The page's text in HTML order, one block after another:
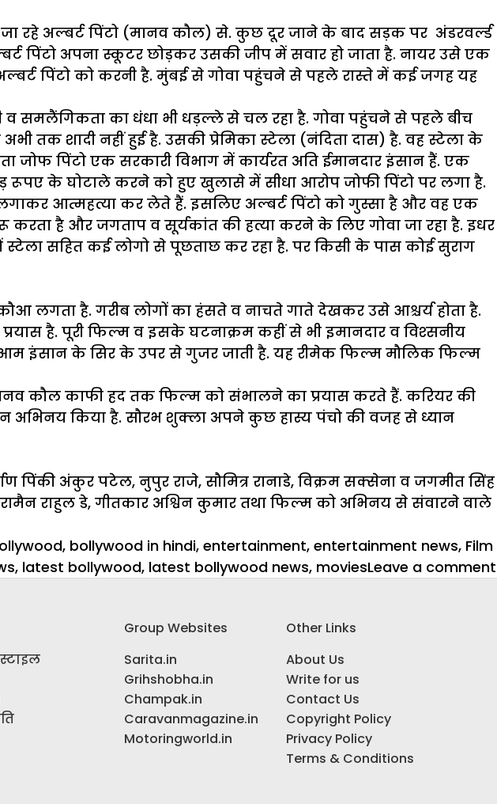
रहे अल्बर्ट पिंटो (मानव कौल) से. कुछ दूर जाने के बाद सड़क पर अंडरवर्ल्ड
पिंटो अपना स्कूटर छोड़कर उसकी जीप में सवार हो जाता है. नायर उसे एक
पिंटो को करनी है. मुंबई से गोवा पहुंचने से पहले रास्ते में कई जगह यह
व समलैंगिकता का धंधा भी धड़ल्ले से चल रहा है. गोवा पहुंचने से पहले बीच
तक शादी नहीं हुई है. उसकी प्रेमिका स्टेला (नंदिता दास) है. वह स्टेला के
जोफ पिंटो एक सरकारी विभाग में कार्यरत अति ईमानदार इंसान हैं. एक
रूपए के घोटाले करने को हुए खुलासे में सीधा आरोप जोफी पिंटो पर लगा है.
लगाकर आत्महत्या कर लेते हैं. इसलिए अल्बर्ट पिंटो को गुस्सा है और वह एक
है और जगताप व सूर्यकांत की हत्या करने के लिए गोवा जा रहा है. इधर
सहित कई लोगो से पूछताछ कर रहा है. पर किसी के पास कोई सुराग
लगता है. गरीब लोगों का हंसते व नाचते गाते देखकर उसे आश्चर्य होता है.
है. पूरी फिल्म व इसके घटनाक्रम कहीं से भी इमानदार व विश्सनीय
इंसान के सिर के उपर से गुजर जाती है. यह रीमेक फिल्म मौलिक फिल्म
कौल काफी हद तक फिल्म को संभालने का प्रयास करते हैं. करियर की
अभिनय किया है. सौरभ शुक्ला अपने कुछ हास्य पंचो की वजह से ध्यान
पिंकी अंकुर पटेल, नुपुर राजे, सौमित्र रानाडे, विक्रम सक्सेना व जगमीत सिंह
राहुल डे, गीतकार अश्विन कुमार तथा फिल्म को अभिनय से संवारने वाले
, bollywood in hindi, entertainment, entertainment news, Film
, latest bollywood, latest bollywood news, moviesLeave a comment
Group Websites
Sarita.in
Grihshobha.in
Champak.in
Caravanmagazine.in
Motoringworld.in
Other Links
About Us
Write for us
Contact Us
Copyright Policy
Privacy Policy
Terms & Conditions